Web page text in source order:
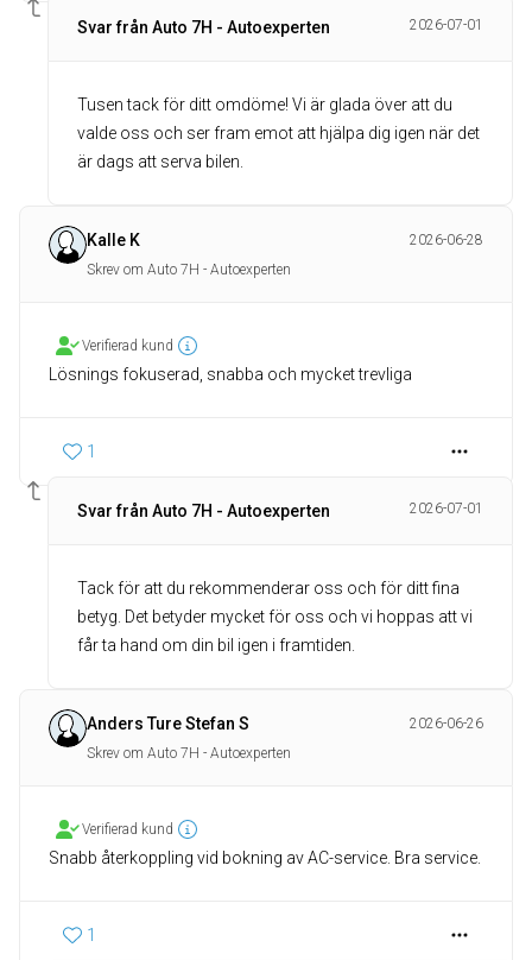
Svar från Auto 7H - Autoexperten 2026-07-01
Tusen tack för ditt omdöme! Vi är glada över att du
valde oss och ser fram emot att hjälpa dig igen när det
är dags att serva bilen.
Kalle K
2026-06-28
Skrev om Auto 7H - Autoexperten
Verifierad kund
Lösnings fokuserad, snabba och mycket trevliga
1
Svar från Auto 7H - Autoexperten 2026-07-01
Tack för att du rekommenderar oss och för ditt fina
betyg. Det betyder mycket för oss och vi hoppas att vi
får ta hand om din bil igen i framtiden.
Anders Ture Stefan S
2026-06-26
Skrev om Auto 7H - Autoexperten
Verifierad kund
Snabb återkoppling vid bokning av AC-service. Bra service.
1